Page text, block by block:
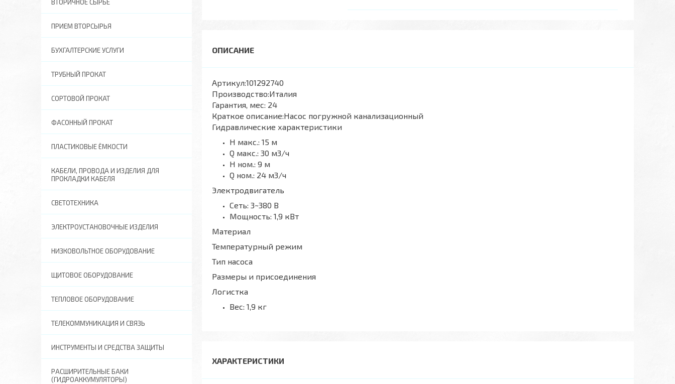
Артикул:101292740
Производство:Италия
Гарантия, мес: 24
Краткое описание:Насос погружной канализационный
Гидравлические характеристики
H макс.: 15 м
Q макс.: 30 м3/ч
H ном.: 9 м
Q ном.: 24 м3/ч
Электродвигатель
Сеть: 3~380 В
Мощность: 1,9 кВт
Материал
Температурный режим
Тип насоса
Размеры и присоединения
Логистка
Вес: 1,9 кг
ХАРАКТЕРИСТИКИ
ВТОРИЧНОЕ СЫРЬЕ
ПРИЕМ ВТОРСЫРЬЯ
БУХГАЛТЕРСКИЕ УСЛУГИ
ТРУБНЫЙ ПРОКАТ
СОРТОВОЙ ПРОКАТ
ФАСОННЫЙ ПРОКАТ
ПЛАСТИКОВЫЕ ЁМКОСТИ
КАБЕЛИ, ПРОВОДА И ИЗДЕЛИЯ ДЛЯ
ПРОКЛАДКИ КАБЕЛЯ
СВЕТОТЕХНИКА
ЭЛЕКТРОУСТАНОВОЧНЫЕ ИЗДЕЛИЯ
НИЗКОВОЛЬТНОЕ ОБОРУДОВАНИЕ
ЩИТОВОЕ ОБОРУДОВАНИЕ
ТЕПЛОВОЕ ОБОРУДОВАНИЕ
ТЕЛЕКОММУНИКАЦИЯ И СВЯЗЬ
ИНСТРУМЕНТЫ И СРЕДСТВА ЗАЩИТЫ
РАСШИРИТЕЛЬНЫЕ БАКИ
(ГИДРОАККУМУЛЯТОРЫ)